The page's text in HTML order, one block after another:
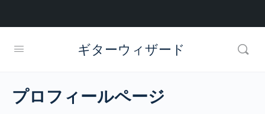
ギターウィザード
プロフィールページ